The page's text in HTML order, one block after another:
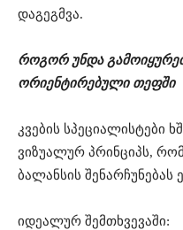
დაგეგმვა⁠.
როგორ უნდა
ორიენტირებული თეფში
კვების სპეციალისტები
ვიზუალურ პრინციპს,
ბალანსის შენარჩუნებას
იდეალურ შემთხვევაში: